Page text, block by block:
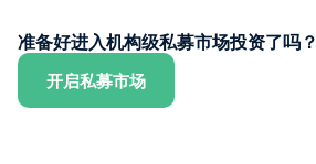
准备好进入机构级私募市场投资了吗？
开启私募市场